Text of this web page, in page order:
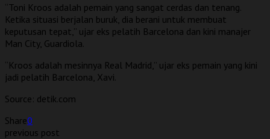
“Toni Kroos adalah pemain yang sangat cerdas dan tenang.
Ketika situasi berjalan buruk, dia berani untuk membuat
keputusan tepat,” ujar eks pelatih Barcelona dan kini manajer
Man City, Guardiola.
“Kroos adalah mesinnya Real Madrid,” ujar eks pemain yang kini
jadi pelatih Barcelona, Xavi.
Source: detik.com
Share0
previous post